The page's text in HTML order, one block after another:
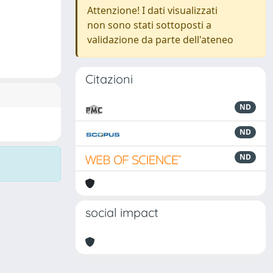
Attenzione! I dati visualizzati
non sono stati sottoposti a
validazione da parte dell'ateneo
Citazioni
ND
ND
ND
social impact